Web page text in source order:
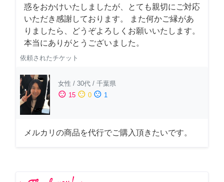
惑をおかけいたしましたが、とても親切にご対応
いただき感謝しております。 また何かご縁があ
りましたら、どうぞよろしくお願いいたします。
本当にありがとうございました。
依頼されたチケット
女性 / 30代 / 千葉県
sentiment_satisfied 15 sentiment_neutral 0 sentiment_dissatisfied 1
メルカリの商品を代行でご購入頂きたいです。